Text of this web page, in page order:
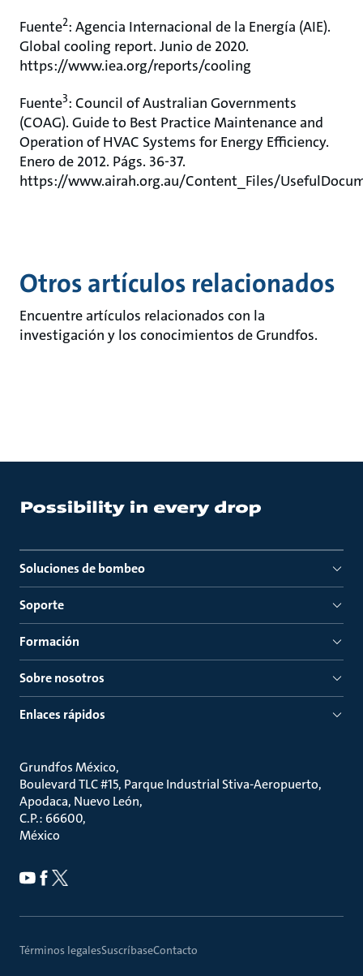
Fuente2: Agencia Internacional de la Energía (AIE).
Global cooling report. Junio de 2020.
https://www.iea.org/reports/cooling
Fuente3: Council of Australian Governments
(COAG). Guide to Best Practice Maintenance and
Operation of HVAC Systems for Energy Efficiency.
Enero de 2012. Págs. 36-37.
https://www.airah.org.au/Content_Files/
Otros artículos relacionados
Encuentre artículos relacionados con la
investigación y los conocimientos de Grundfos.
Soluciones de bombeo
Soporte
Formación
Sobre nosotros
Enlaces rápidos
Grundfos México
Boulevard TLC #15, Parque Industrial Stiva-Aeropuerto,
Apodaca, Nuevo León
C.P.: 66600
México
Términos legalesSuscríbaseContacto